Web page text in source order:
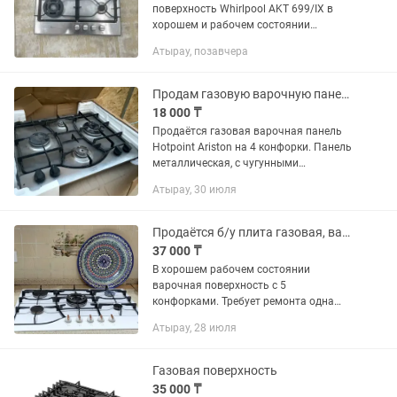
поверхность Whirlpool AKT 699/IX в
хорошем и рабочем состоянии
Атырау, позавчера
Продам газовую варочную панель Hotpoint Ariston
18 000 ₸
Продаётся газовая варочная панель
Hotpoint Ariston на 4 конфорки. Панель
металлическая, с чугунными
частного дома, дачи или на запчасти.
Атырау, 30 июля
Продаётся б/у плита газовая, варочн поверхность Аriston Hotpoint.5 конфорок
37 000 ₸
В хорошем рабочем состоянии
варочная поверхность с 5
конфорками. Требует ремонта одна
Атырау, 28 июля
Газовая поверхность
35 000 ₸